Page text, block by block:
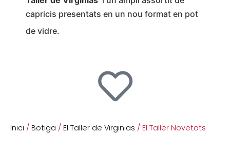
capricis presentats en un nou format en pot
de vidre.
Inici / Botiga / El Taller de Virginias / El Taller Novetats